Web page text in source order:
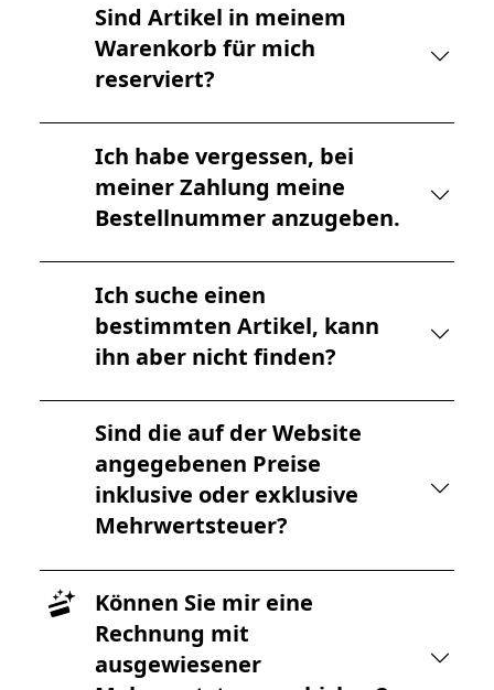
Sind Artikel in meinem
Warenkorb für mich
reserviert?
Ich habe vergessen, bei
meiner Zahlung meine
Bestellnummer anzugeben.
Ich suche einen
bestimmten Artikel, kann
ihn aber nicht finden?
Sind die auf der Website
angegebenen Preise
inklusive oder exklusive
Mehrwertsteuer?
Können Sie mir eine
Rechnung mit
ausgewiesener